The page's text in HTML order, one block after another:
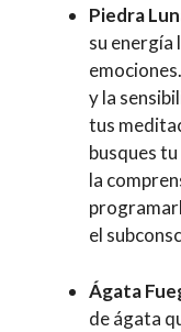
Piedra
su energía
y la
tus
busques
la
el
Ágata
de ágata